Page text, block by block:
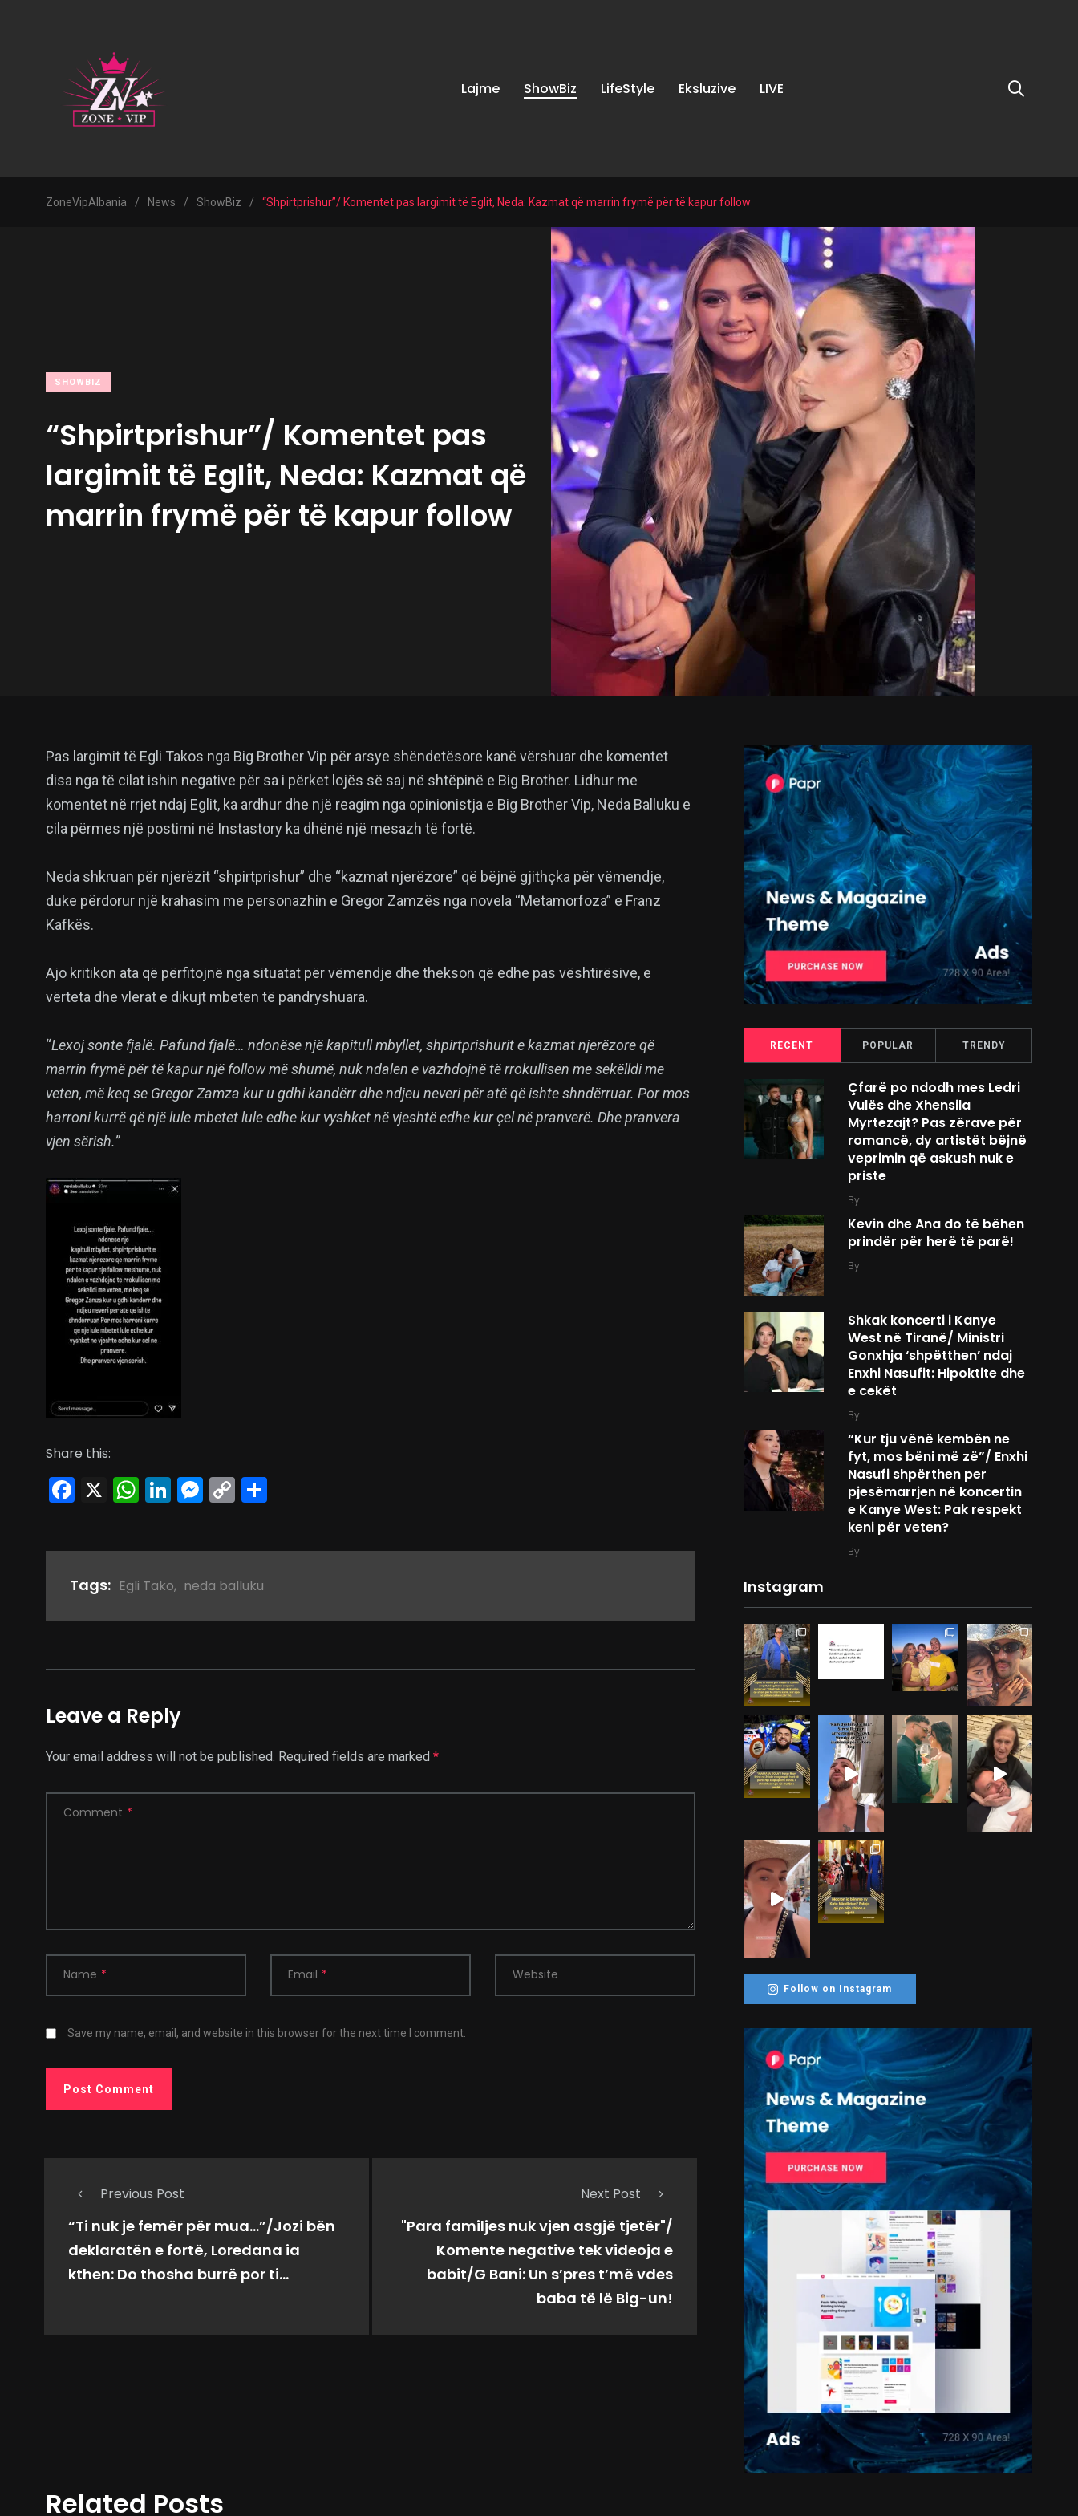
Lajme ShowBiz LifeStyle Eksluzive LIVE
ZoneVipAlbania / News / ShowBiz / “Shpirtprishur”/ Komentet pas largimit të Eglit, Neda: Kazmat që marrin frymë për të kapur follow
SHOWBIZ
“Shpirtprishur”/ Komentet pas
largimit të Eglit, Neda: Kazmat që
marrin frymë për të kapur follow
Pas largimit të Egli Takos nga Big Brother Vip për arsye shëndetësore kanë vërshuar dhe komentet
disa nga të cilat ishin negative për sa i përket lojës së saj në shtëpinë e Big Brother. Lidhur me
komentet në rrjet ndaj Eglit, ka ardhur dhe një reagim nga opinionistja e Big Brother Vip, Neda Balluku e
cila përmes një postimi në Instastory ka dhënë një mesazh të fortë.
Neda shkruan për njerëzit “shpirtprishur” dhe “kazmat njerëzore” që bëjnë gjithçka për vëmendje,
duke përdorur një krahasim me personazhin e Gregor Zamzës nga novela “Metamorfoza” e Franz
Kafkës.
Ajo kritikon ata që përfitojnë nga situatat për vëmendje dhe thekson që edhe pas vështirësive, e
vërteta dhe vlerat e dikujt mbeten të pandryshuara.
“Lexoj sonte fjalë. Pafund fjalë… ndonëse një kapitull mbyllet, shpirtprishurit e kazmat njerëzore që
marrin frymë për të kapur një follow më shumë, nuk ndalen e vazhdojnë të rrokullisen me sekëlldi me
veten, më keq se Gregor Zamza kur u gdhi kandërr dhe ndjeu neveri për atë që ishte shndërruar. Por mos
harroni kurrë që një lule mbetet lule edhe kur vyshket në vjeshtë edhe kur çel në pranverë. Dhe pranvera
vjen sërish.”
Share this:
Facebook
X WhatsApp
LinkedIn
Messenger
Copy
Link
Tags: Egli Tako, neda balluku
Leave a Reply
Your email address will not be published. Required fields are marked *
Comment *
Name * Email * Website
Save my name, email, and website in this browser for the next time I comment.
Previous Post
“Ti nuk je femër për mua…”/Jozi bën
deklaratën e fortë, Loredana ia
kthen: Do thosha burrë por ti…
Next Post
"Para familjes nuk vjen asgjë tjetër"/
Komente negative tek videoja e
babit/G Bani: Un s’pres t’më vdes
baba të lë Big-un!
RECENT POPULAR TRENDY
Çfarë po ndodh mes Ledri
Vulës dhe Xhensila
Myrtezajt? Pas zërave për
romancë, dy artistët bëjnë
veprimin që askush nuk e
priste
By
Kevin dhe Ana do të bëhen
prindër për herë të parë!
By
Shkak koncerti i Kanye
West në Tiranë/ Ministri
Gonxhja ‘shpëtthen’ ndaj
Enxhi Nasufit: Hipoktite dhe
e cekët
By
“Kur tju vënë kembën ne
fyt, mos bëni më zë”/ Enxhi
Nasufi shpërthen per
pjesëmarrjen në koncertin
e Kanye West: Pak respekt
keni për veten?
By
Instagram
Follow on Instagram
Related Posts